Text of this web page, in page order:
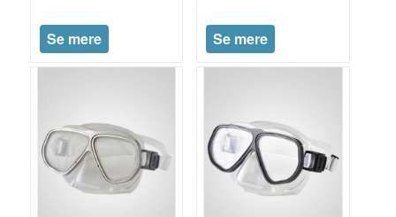
Se mere Se mere